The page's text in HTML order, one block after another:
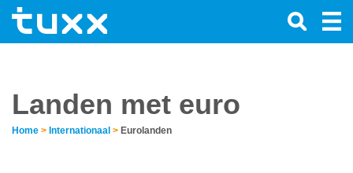
Landen met euro
Home > Internationaal > Eurolanden